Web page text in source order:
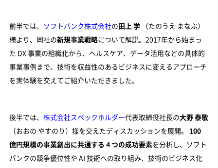
前半では、 ソフトバンク株式会社の 田上 学 （たのうえ まなぶ）
様より、同社の新規事業戦略について解説。2017年から始まっ
た DX 事業の組織化から、ヘルスケア、データ活用などの具体的
事業事例まで、技術を収益性のあるビジネスに変えるアプローチ
を実体験を交えてご紹介いただきました。
後半では、株式会社スペックホルダー代表取締役社長の大野 泰敬
（おおの やすのり）様を交えたディスカッションを展開。 100
億円規模の事業創出に共通する４つの成功要素を分析し、ソフト
バンクの競争優位性や AI 技術への取り組み、技術のビジネス化